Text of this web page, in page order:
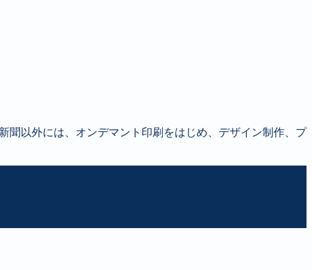
聞以外には、オンデマント印刷をはじめ、デザイン制作、プ